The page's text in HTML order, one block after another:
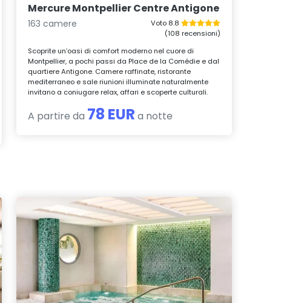
Mercure Montpellier Centre Antigone
163 camere
Voto 8.8
(108 recensioni)
Scoprite un’oasi di comfort moderno nel cuore di
Montpellier, a pochi passi da Place de la Comédie e dal
quartiere Antigone. Camere raffinate, ristorante
mediterraneo e sale riunioni illuminate naturalmente
invitano a coniugare relax, affari e scoperte culturali.
A partire da 78 EUR a notte